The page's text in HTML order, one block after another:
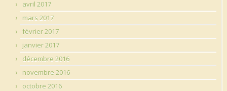
avril 2017
mars 2017
février 2017
janvier 2017
décembre 2016
novembre 2016
octobre 2016